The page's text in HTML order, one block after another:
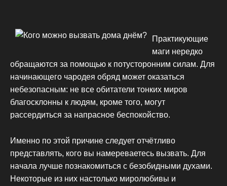
Практикующие
маги нередко
обращаются за помощью к потусторонним силам. Для
начинающего чародея обряд может оказаться
небезопасным: не все обитатели тонких миров
благосклонны к людям, кроме того, могут
рассердиться за напрасное беспокойство.
Именно по этой причине следует отчётливо
представлять, кого вы намереваетесь вызвать. Для
начала лучше познакомиться с безобидными духами.
Некоторые из них настолько миролюбивы и